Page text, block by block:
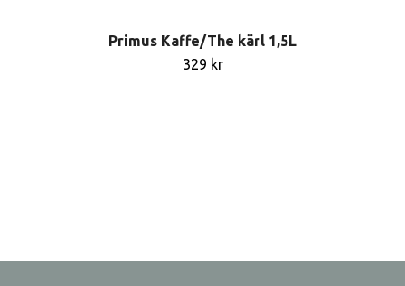
Primus Kaffe/The kärl 1,5L
329 kr